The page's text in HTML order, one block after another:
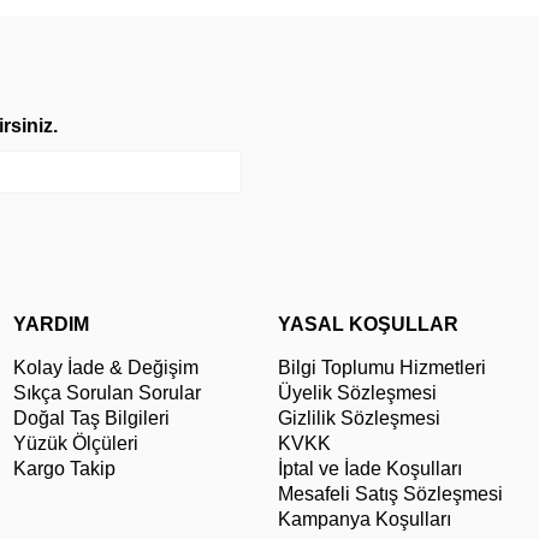
YARDIM
Kolay İade & Değişim
Sıkça Sorulan Sorular
Doğal Taş Bilgileri
Yüzük Ölçüleri
Kargo Takip
YASAL KOŞULLAR
Bilgi Toplumu Hizmetleri
Üyelik Sözleşmesi
Gizlilik Sözleşmesi
KVKK
İptal ve İade Koşulları
Mesafeli Satış Sözleşmesi
Kampanya Koşulları